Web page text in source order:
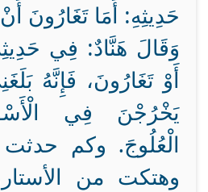
حَدِيثِهِ: أَمَا تَغَارُونَ
وَقَالَ هَنَّادٌ: فِي
أَوْ تَغَارُونَ، فَإِنَّهُ
يَخْرُجْنَ فِي
الْعُلُوجَ. وكم
وهتكت من